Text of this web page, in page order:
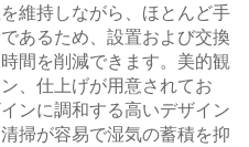
維持しながら、ほとんど手
あるため、設置および交換
間を削減できます。美的観
、仕上げが用意されてお
ンに調和する高いデザイン
掃が容易で湿気の蓄積を抑